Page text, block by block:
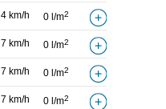
4 km/h 0 l/m2
7 km/h 0 l/m2
7 km/h 0 l/m2
7 km/h 0 l/m2